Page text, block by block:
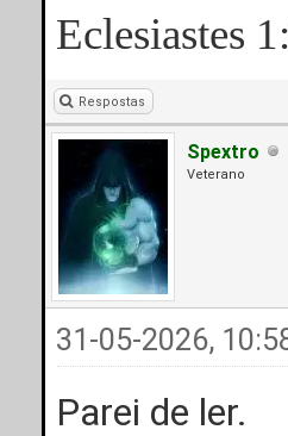
Eclesiastes
Respostas
Spextro
Veterano
31-05-2026,
Parei de ler.